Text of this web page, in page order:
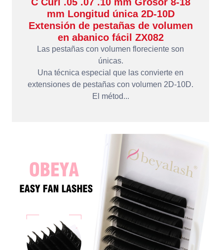
mm Longitud única 2D-10D
Extensión de pestañas de volumen
en abanico fácil ZX082
Las pestañas con volumen floreciente son
únicas.
Una técnica especial que las convierte en
extensiones de pestañas con volumen 2D-10D.
El métod...